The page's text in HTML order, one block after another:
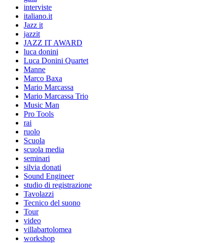
interviste
italiano.it
Jazz it
jazzit
JAZZ IT AWARD
luca donini
Luca Donini Quartet
Manne
Marco Baxa
Mario Marcassa
Mario Marcassa Trio
Music Man
Pro Tools
rai
ruolo
Scuola
scuola media
seminari
silvia donati
Sound Engineer
studio di registrazione
Tavolazzi
Tecnico del suono
Tour
video
villabartolomea
workshop